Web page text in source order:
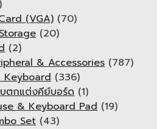
(VGA) (70)
(20)
(2)
& Accessories (787)
Keyboard (336)
ตกแต่งคีย์บอร์ด (1)
& Keyboard Pad (19)
Set (43)